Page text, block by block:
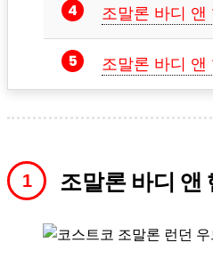
조말론 바디 앤
조말론 바디
조말론 바디